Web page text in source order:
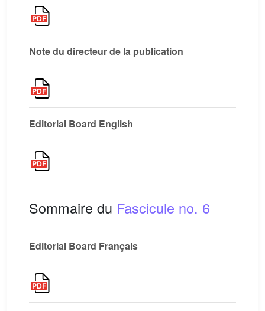
Note du directeur de la publication
Editorial Board English
Sommaire du Fascicule no. 6
Editorial Board Français